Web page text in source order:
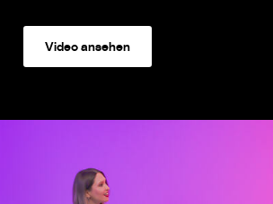
Video ansehen